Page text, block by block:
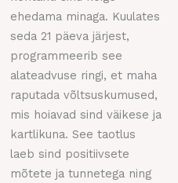
ehedama minaga. Kuulates
seda 21 päeva järjest,
programmeerib see
alateadvuse ringi, et maha
raputada võltsuskumused,
mis hoiavad sind väikese ja
kartlikuna. See taotlus
laeb sind positiivsete
mõtete ja tunnetega ning